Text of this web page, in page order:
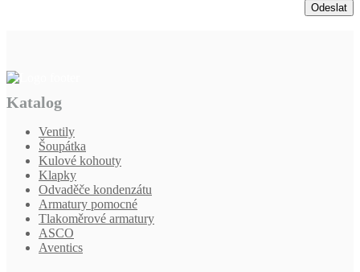
Odeslat
Katalog
Ventily
Šoupátka
Kulové kohouty
Klapky
Odvaděče kondenzátu
Armatury pomocné
Tlakoměrové armatury
ASCO
Aventics